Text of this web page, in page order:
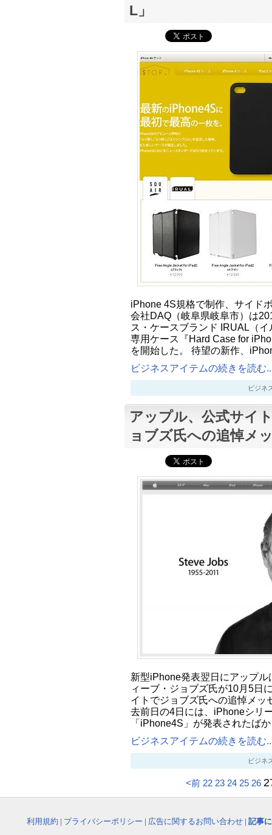
L」
iPhone 4S規格で制作、サイド
会社DAQ（岐阜県岐阜市）は
ス・ケースブランド IRUAL（
専用ケース『Hard Case for
を開始した。 待望の新作、
ビジネスアイテムの続きを読む
ビジネ
アップル、公式サイ
ョブズ氏への追悼メ
新型iPhone発表翌日にアップ
ィーブ・ジョブズ氏が10月5日
イトでジョブズ氏への追悼メッ
去前日の4日には、iPhoneシリ
「iPhone4S」が発表されたば
ビジネスアイテムの続きを読む
ビジネ
<前 22 23 24 25 26
利用規約 | プライバシーポリシー | 広告に関するお問い合わせ | 記事